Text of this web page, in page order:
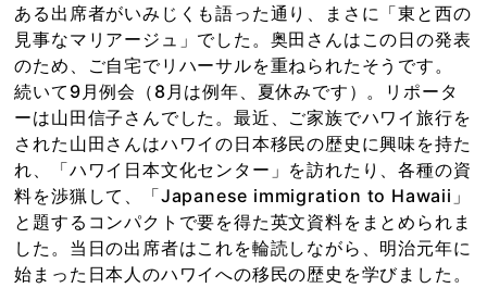
ある出席者がいみじくも語った通り、まさに「東と西の
見事なマリアージュ」でした。奥田さんはこの日の発表
のため、ご自宅でリハーサルを重ねられたそうです。
続いて9月例会（8月は例年、夏休みです）。リポータ
ーは山田信子さんでした。最近、ご家族でハワイ旅行を
された山田さんはハワイの日本移民の歴史に興味を持た
れ、「ハワイ日本文化センター」を訪れたり、各種の資
料を渉猟して、「Japanese immigration to Hawaii」
と題するコンパクトで要を得た英文資料をまとめられま
した。当日の出席者はこれを輪読しながら、明治元年に
始まった日本人のハワイへの移民の歴史を学びました。